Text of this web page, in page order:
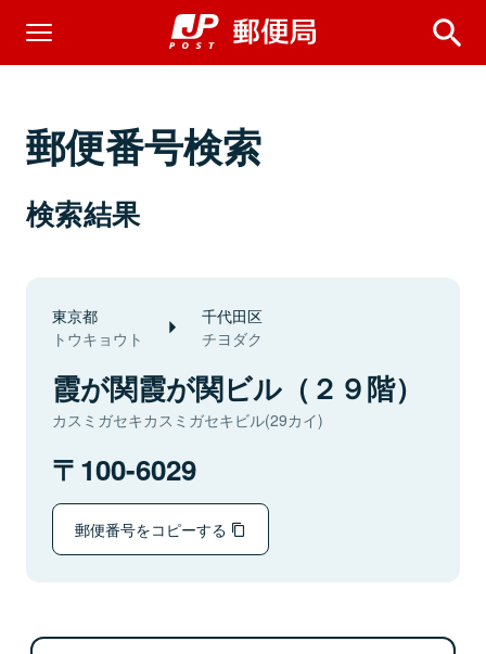
郵便番号検索
検索結果
東京都
トウキョウト
千代田区
チヨダク
霞が関霞が関ビル（２９階）
カスミガセキカスミガセキビル(29カイ)
100-6029
郵便番号をコピーする